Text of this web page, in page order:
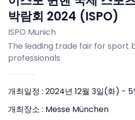
박람회 2024 (ISPO)
ISPO Munich
The leading trade fair for sport
professionals
개최일정 : 2024년 12월 3일(화) -
개최장소 : Messe München